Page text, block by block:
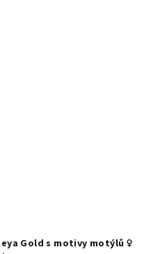
Gold s motivy motýlů ♀️